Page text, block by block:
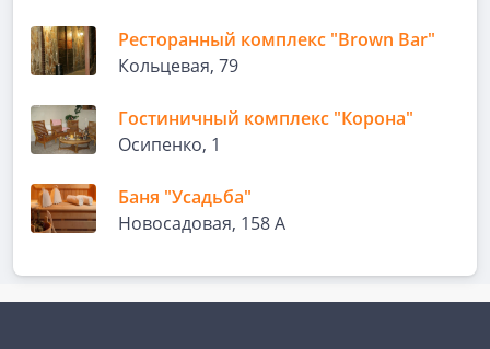
Ресторанный комплекс "Brown Bar"
Кольцевая, 79
Гостиничный комплекс "Корона"
Осипенко, 1
Баня "Усадьба"
Новосадовая, 158 А